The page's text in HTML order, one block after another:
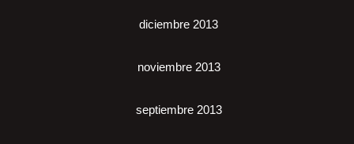
diciembre 2013
noviembre 2013
septiembre 2013